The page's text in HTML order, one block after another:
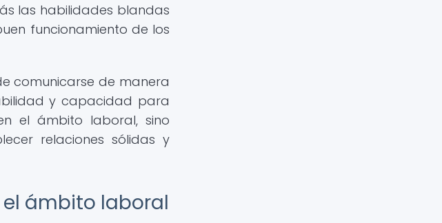
las habilidades blandas
funcionamiento de los
comunicarse de manera
y capacidad para
el ámbito laboral, sino
relaciones sólidas y
ámbito laboral